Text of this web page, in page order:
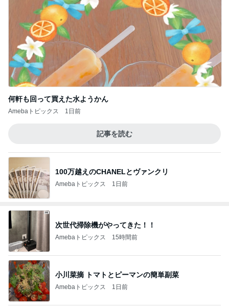
何軒も回って買えた水ようかん
Amebaトピックス 1日前
記事を読む
100万越えのCHANELとヴァンクリ
Amebaトピックス 1日前
次世代掃除機がやってきた！！
Amebaトピックス 15時間前
小川菜摘 トマトとピーマンの簡単副菜
Amebaトピックス 1日前